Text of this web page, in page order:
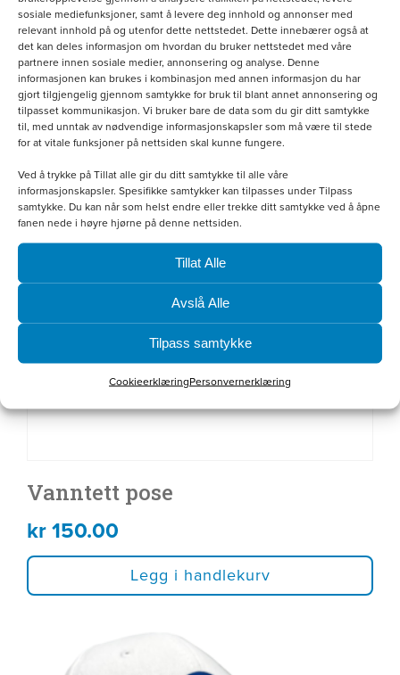
sosiale mediefunksjoner, samt å levere deg innhold og annonser med
relevant innhold på og utenfor dette nettstedet. Dette innebærer også at
det kan deles informasjon om hvordan du bruker nettstedet med våre
partnere innen sosiale medier, annonsering og analyse. Denne
informasjonen kan brukes i kombinasjon med annen informasjon du har
gjort tilgjengelig gjennom samtykke for bruk til blant annet annonsering og
tilpasset kommunikasjon. Vi bruker bare de data som du gir ditt samtykke
til, med unntak av nødvendige informasjonskapsler som må være til stede
for at vitale funksjoner på nettsiden skal kunne fungere.
Ved å trykke på Tillat alle gir du ditt samtykke til alle våre
informasjonskapsler. Spesifikke samtykker kan tilpasses under Tilpass
samtykke. Du kan når som helst endre eller trekke ditt samtykke ved å åpne
fanen nede i høyre hjørne på denne nettsiden.
Tillat Alle
Avslå Alle
Tilpass samtykke
CookieerklæringPersonvernerklæring
kr800.00
Velg alternativ
Vanntett pose
kr150.00
Legg i handlekurv